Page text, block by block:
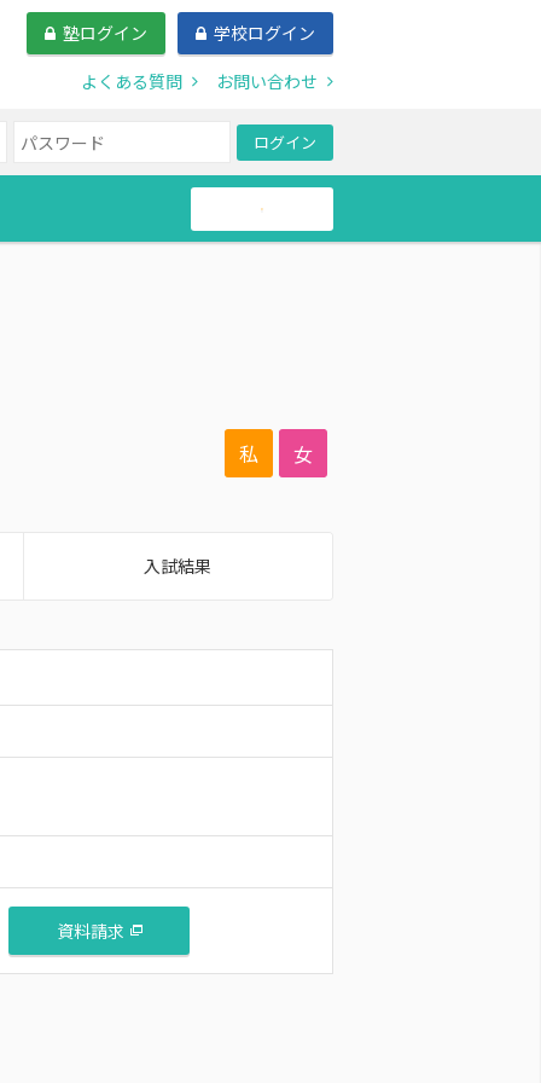
塾ログイン
学校ログイン
よくある質問
お問い合わせ
ログイン
帰国生
私 女
入試結果
資料請求